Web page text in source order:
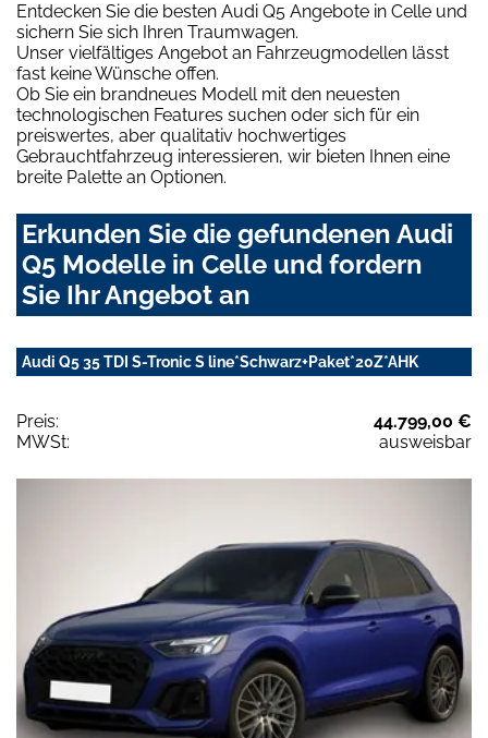
Entdecken Sie die besten Audi Q5 Angebote in Celle und
sichern Sie sich Ihren Traumwagen.
Unser vielfältiges Angebot an Fahrzeugmodellen lässt
fast keine Wünsche offen.
Ob Sie ein brandneues Modell mit den neuesten
technologischen Features suchen oder sich für ein
preiswertes, aber qualitativ hochwertiges
Gebrauchtfahrzeug interessieren, wir bieten Ihnen eine
breite Palette an Optionen.
Erkunden Sie die gefundenen Audi
Q5 Modelle in Celle und fordern
Sie Ihr Angebot an
Audi Q5 35 TDI S-Tronic S line*Schwarz+Paket*20Z*AHK
Preis:
44.799,00 €
MWSt:
ausweisbar